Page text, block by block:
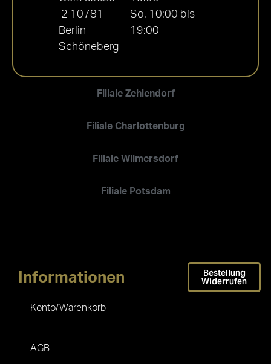
Filiale Zehlendorf
Filiale Charlottenburg
Filiale Wilmersdorf
Filiale Potsdam
2 10781
Berlin
Schöneberg
So. 10:00 bis
19:00
Informationen
Konto/Warenkorb
AGB
Bestellung
Widerrufen